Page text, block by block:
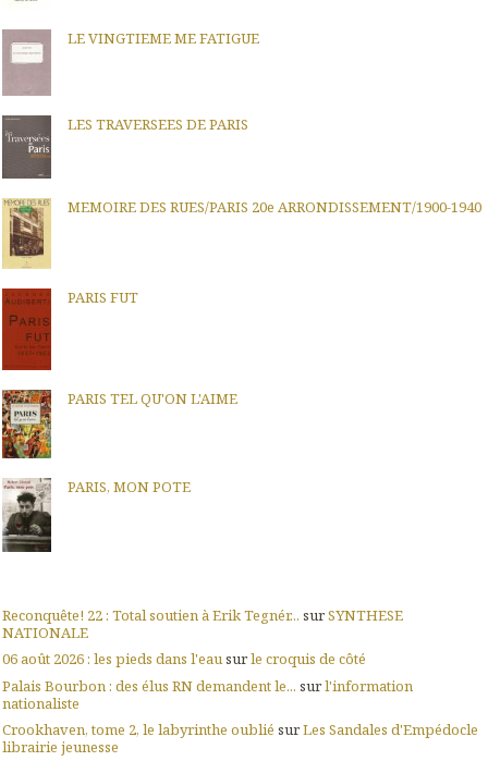
LE VINGTIEME ME FATIGUE
LES TRAVERSEES DE PARIS
MEMOIRE DES RUES/PARIS 20e ARRONDISSEMENT/1900-1940
PARIS FUT
PARIS TEL QU'ON L'AIME
PARIS, MON POTE
Reconquête! 22 : Total soutien à Erik Tegnér... surSYNTHESE
NATIONALE
06 août 2026 : les pieds dans l'eausurle croquis de côté
Palais Bourbon : des élus RN demandent le... surl'information
nationaliste
Crookhaven, tome 2, le labyrinthe oublié surLes Sandales d'Empédocle
librairie jeunesse